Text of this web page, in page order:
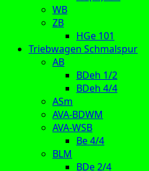
WB
ZB
HGe 101
Triebwagen Schmalspur
AB
BDeh 1/2
BDeh 4/4
ASm
AVA-BDWM
AVA-WSB
Be 4/4
BLM
BDe 2/4